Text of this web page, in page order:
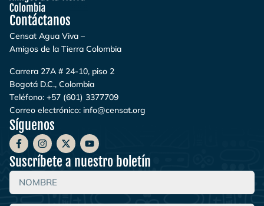
Contáctanos
Censat Agua Viva –
Amigos de la Tierra Colombia
Carrera 27A # 24-10, piso 2
Bogotá D.C., Colombia
Teléfono: +57 (601) 3377709
Correo electrónico: info@censat.org
Síguenos
Suscríbete a nuestro boletín